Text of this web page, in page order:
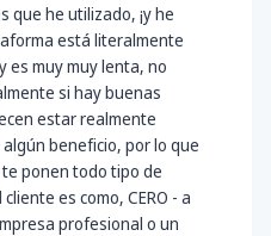
que he utilizado, ¡y he
está literalmente
es muy muy lenta, no
si hay buenas
estar realmente
beneficio, por lo que
ponen todo tipo de
es como, CERO - a
profesional o un